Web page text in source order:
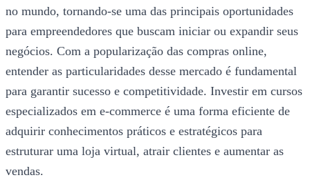
no mundo, tornando-se uma das principais oportunidades
para empreendedores que buscam iniciar ou expandir seus
negócios. Com a popularização das compras online,
entender as particularidades desse mercado é fundamental
para garantir sucesso e competitividade. Investir em cursos
especializados em e-commerce é uma forma eficiente de
adquirir conhecimentos práticos e estratégicos para
estruturar uma loja virtual, atrair clientes e aumentar as
vendas.